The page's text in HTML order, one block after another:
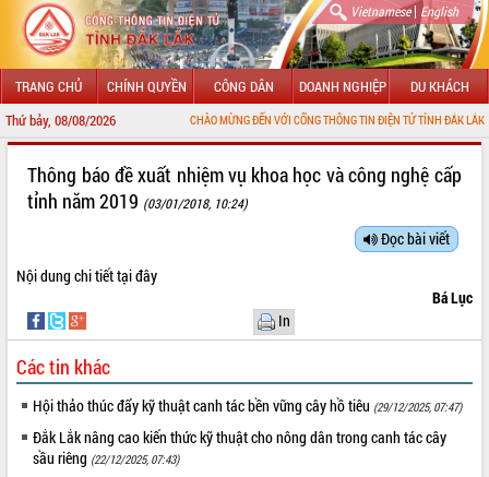
Vietnamese| English
TRANG CHỦ CHÍNH QUYỀN CÔNG DÂN DOANH NGHIỆP DU KHÁCH
Thứ bảy, 08/08/2026 CHÀO MỪNG ĐẾN VỚI CỔNG THÔNG TIN ĐIỆN TỬ TỈNH ĐẮK LẮK
LÃNH ĐẠO UBND TỈNH
UBND CÁC XÃ, PHƯỜNG
THÔNG TIN CHỈ ĐẠO ĐIỀU HÀNH
HỆ THỐNG VĂN BẢN
Thông báo đề xuất nhiệm vụ khoa học và công nghệ cấp
tỉnh năm 2019 (03/01/2018, 10:24)
Đọc bài viết
Nội dung chi tiếttại đây
Bá Lục
In
Các tin khác
Hội thảo thúc đẩy kỹ thuật canh tác bền vững cây hồ tiêu (29/12/2025, 07:47)
Đắk Lắk nâng cao kiến thức kỹ thuật cho nông dân trong canh tác cây
sầu riêng (22/12/2025, 07:43)